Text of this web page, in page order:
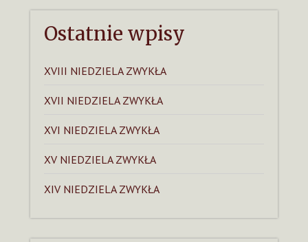
Ostatnie wpisy
XVIII NIEDZIELA ZWYKŁA
XVII NIEDZIELA ZWYKŁA
XVI NIEDZIELA ZWYKŁA
XV NIEDZIELA ZWYKŁA
XIV NIEDZIELA ZWYKŁA